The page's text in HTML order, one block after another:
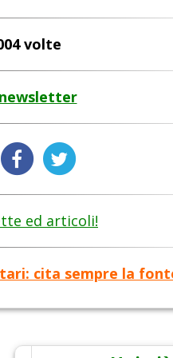
volte
ed articoli!
cita sempre la